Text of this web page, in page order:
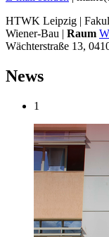
HTWK Leipzig |
Wiener-Bau | Raum
Wächterstraße 13,
News
1